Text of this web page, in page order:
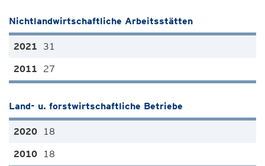
Nichtlandwirtschaftliche Arbeitsstätten
31
27
Land- u. forstwirtschaftliche Betriebe
18
18